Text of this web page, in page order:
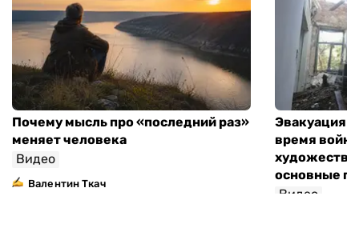
Почему мысль про «последний раз»
меняет человека
Видео
Валентин Ткач
Эвакуация
время
основные
Видео